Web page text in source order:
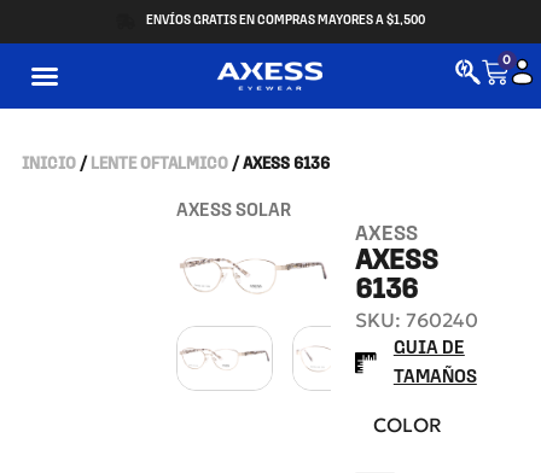
ENVÍOS GRATIS EN COMPRAS MAYORES A $1,500
0
INICIO/ LENTE OFTALMICO/ AXESS 6136
AXESS SOLAR
AXESS
AXESS
6136
SKU: 760240
GUIA DE
TAMAÑOS
COLOR